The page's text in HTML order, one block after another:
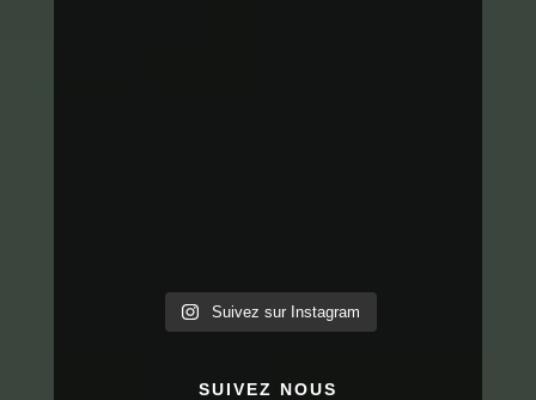
Suivez sur Instagram
SUIVEZ NOUS